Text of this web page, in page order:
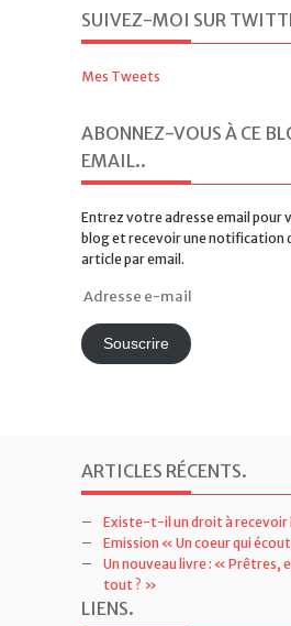
SUIVEZ-MOI SUR
Mes Tweets
ABONNEZ-VOUS À CE
EMAIL..
Entrez votre adresse email pour
blog et recevoir une notification
article par email.
Adresse
mailSouscrire
ARTICLES RÉCENTS.
Existe-t-il un droit à recevoir
Emission « Un coeur qui
Un nouveau livre : « Prêtres,
tout ? »
LIENS.